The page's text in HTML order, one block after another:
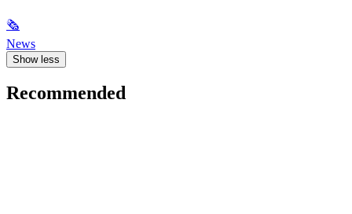
🗞
News
Show less
Recommended